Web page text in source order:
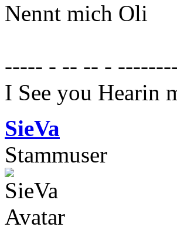
Nennt mich Oli
----- - -- -- -
I See you Hearin
SieVa
Stammuser